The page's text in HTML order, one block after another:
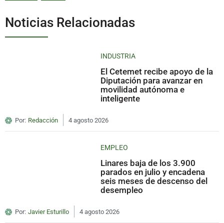
Noticias Relacionadas
INDUSTRIA
El Cetemet recibe apoyo de la
Diputación para avanzar en
movilidad autónoma e
inteligente
Por: Redacción 4 agosto 2026
EMPLEO
Linares baja de los 3.900
parados en julio y encadena
seis meses de descenso del
desempleo
Por: Javier Esturillo 4 agosto 2026